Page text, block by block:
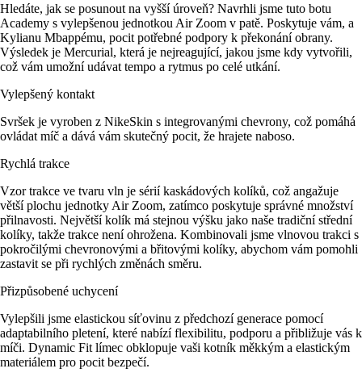
Hledáte, jak se posunout na vyšší úroveň? Navrhli jsme tuto botu
Academy s vylepšenou jednotkou Air Zoom v patě. Poskytuje vám, a
Kylianu Mbappému, pocit potřebné podpory k překonání obrany.
Výsledek je Mercurial, která je nejreagující, jakou jsme kdy vytvořili,
což vám umožní udávat tempo a rytmus po celé utkání.
Vylepšený kontakt
Svršek je vyroben z NikeSkin s integrovanými chevrony, což pomáhá
ovládat míč a dává vám skutečný pocit, že hrajete naboso.
Rychlá trakce
Vzor trakce ve tvaru vln je sérií kaskádových kolíků, což angažuje
větší plochu jednotky Air Zoom, zatímco poskytuje správné množství
přilnavosti. Největší kolík má stejnou výšku jako naše tradiční střední
kolíky, takže trakce není ohrožena. Kombinovali jsme vlnovou trakci s
pokročilými chevronovými a břitovými kolíky, abychom vám pomohli
zastavit se při rychlých změnách směru.
Přizpůsobené uchycení
Vylepšili jsme elastickou síťovinu z předchozí generace pomocí
adaptabilního pletení, které nabízí flexibilitu, podporu a přibližuje vás k
míči. Dynamic Fit límec obklopuje vaši kotník měkkým a elastickým
materiálem pro pocit bezpečí.